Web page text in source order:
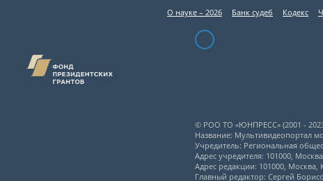
О науке – 2026 Банк судеб Кодекс
© РОО ТО «ЮНПРЕСС» (2001 -
Название: Мультивидеопортал
Учредитель: Региональная
Адрес учредителя: 101000,
Адрес редакции: 101000,
Главный редактор: Сергей